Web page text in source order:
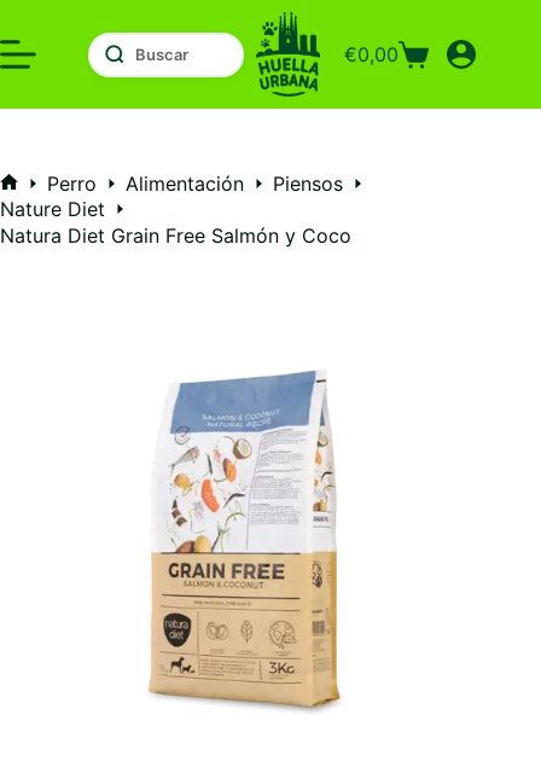
al
contenido
Carro
compra
€0,00
Inicio
Perro Alimentación
Piensos
Nature Diet
Natura Diet Grain Free Salmón y Coco